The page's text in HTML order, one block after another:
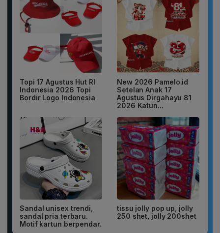
Topi 17 Agustus Hut RI
Indonesia 2026 Topi
Bordir Logo Indonesia
New 2026 Pamelo.id
Setelan Anak 17
Agustus Dirgahayu 81
2026 Katun...
Sandal unisex trendi,
sandal pria terbaru.
Motif kartun berpendar.
tissu jolly pop up, jolly
250 shet, jolly 200shet